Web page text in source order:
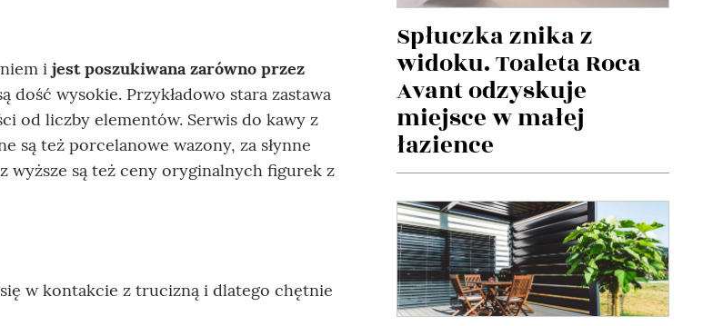
i jest poszukiwana zarówno przez
dość wysokie. Przykładowo stara zastawa
od liczby elementów. Serwis do kawy z
są też porcelanowe wazony, za słynne
wyższe są też ceny oryginalnych figurek z
w kontakcie z trucizną i dlatego chętnie
Spłuczka znika z
widoku. Toaleta Roca
Avant odzyskuje
miejsce w małej
łazience